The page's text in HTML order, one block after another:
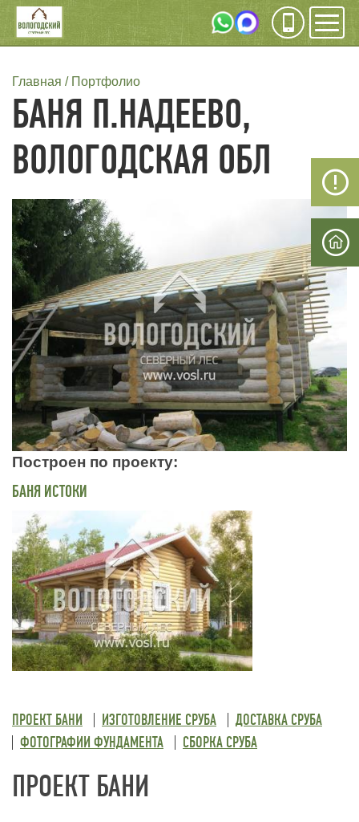
Инфо
СТРОКА
НАВИГАЦИИ
Главная Портфолио
БАНЯ П.НАДЕЕВО,
ВОЛОГОДСКАЯ ОБЛ
Построен по проекту
БАНЯ ИСТОКИ
ПРОЕКТ БАНИ ИЗГОТОВЛЕНИЕ СРУБА
ДОСТАВКА СРУБА
ФОТОГРАФИИ ФУНДАМЕНТА
СБОРКА СРУБА
ПРОЕКТ БАНИ